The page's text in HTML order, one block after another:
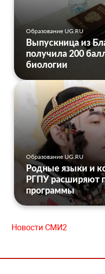
Образование UG.RU
Выпускница из
получила 200
биологии
Образование UG.RU
Родные языки и
РГПУ расширяют
программы
Новости СМИ2